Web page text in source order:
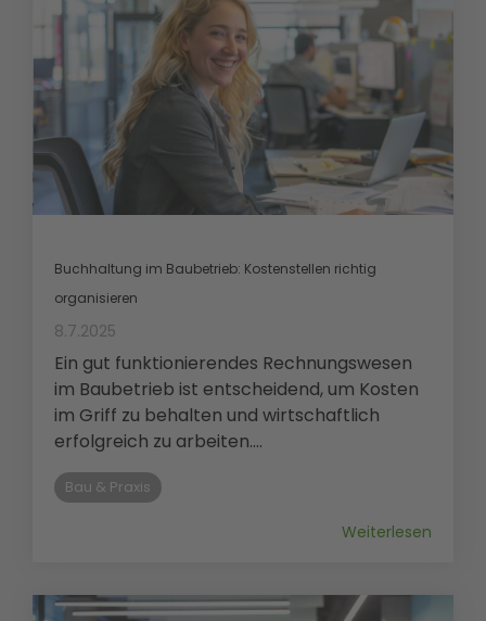
Buchhaltung im Baubetrieb: Kostenstellen richtig
organisieren
8.7.2025
Ein gut funktionierendes Rechnungswesen
im Baubetrieb ist entscheidend, um Kosten
im Griff zu behalten und wirtschaftlich
erfolgreich zu arbeiten....
Bau & Praxis
Weiterlesen